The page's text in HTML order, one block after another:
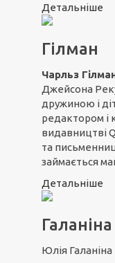
Детальніше
Гілман
Чарльз
Джейсона
дружиною і
редактором і
видавництві
та
займається
Детальніше
Галаніна
Юлія